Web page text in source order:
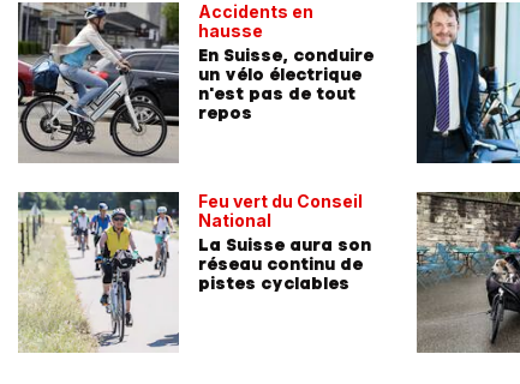
Accidents en
hausse
En Suisse, conduire
un vélo électrique
n'est pas de tout
repos
Feu vert du Conseil
National
La Suisse aura son
réseau continu de
pistes cyclables